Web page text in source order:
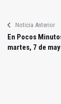
Noticia Anterior
En Pocos
martes, 7 de